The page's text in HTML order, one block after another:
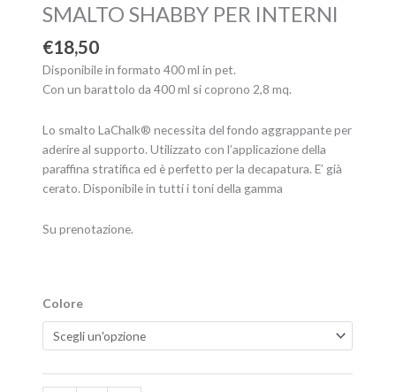
SMALTO SHABBY PER INTERNI
€18,50
Disponibile in formato 400 ml in pet.
Con un barattolo da 400 ml si coprono 2,8 mq.
Lo smalto LaChalk® necessita del fondo aggrappante per
aderire al supporto. Utilizzato con l’applicazione della
paraffina stratifica ed è perfetto per la decapatura. E’ già
cerato. Disponibile in tutti i toni della gamma
Su prenotazione.
Colore
quantità